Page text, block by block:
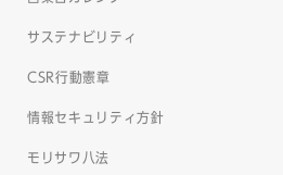
サステナビリティ
CSR行動憲章
情報セキュリティ方針
モリサワ八法